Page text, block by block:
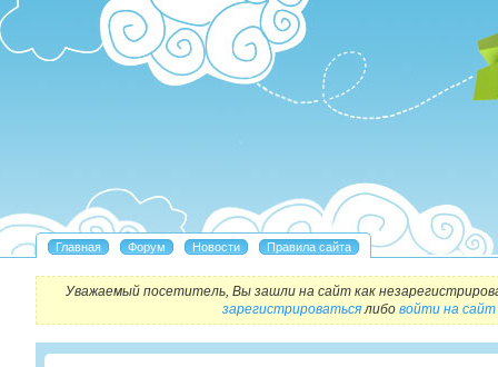
Уважаемый посетитель, Вы зашли на сайт как
зарегистрироватьсялибо войти на сайт